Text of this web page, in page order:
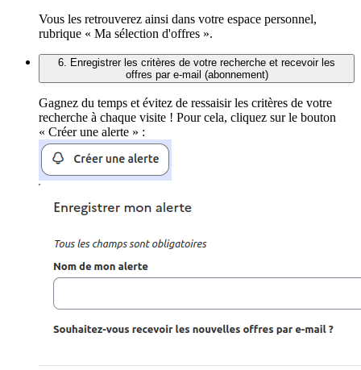
Vous les retrouverez ainsi dans votre espace personnel,
rubrique « Ma sélection d'offres ».
6. Enregistrer les critères de votre recherche et recevoir les
offres par e-mail (abonnement)
Gagnez du temps et évitez de ressaisir les critères de votre
recherche à chaque visite ! Pour cela, cliquez sur le bouton
« Créer une alerte » :